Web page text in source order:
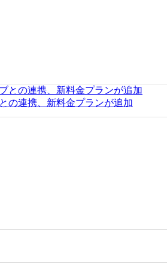
の連携、新料金プランが追加